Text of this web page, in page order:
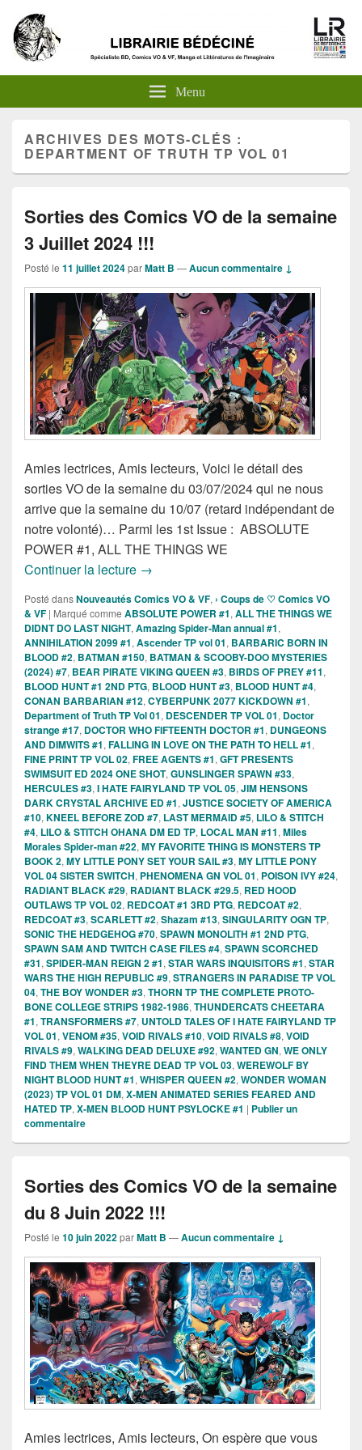
Menu
ARCHIVES DES MOTS-CLÉS :
DEPARTMENT OF TRUTH TP VOL 01
Sorties des Comics VO de la semaine
3 Juillet 2024 !!!
Posté le 11 juillet 2024parMatt B —Aucun commentaire ↓
Amies lectrices, Amis lecteurs, Voici le détail des
sorties VO de la semaine du 03/07/2024 qui ne nous
arrive que la semaine du 10/07 (retard indépendant de
notre volonté)… Parmi les 1st Issue : ABSOLUTE
POWER #1, ALL THE THINGS WE
Continuer la lecture Sorties des Comics VO de la semaine
→
Posté dansNouveautés Comics VO & VF, › Coups de ♡ Comics VO
& VF | Marqué comme ABSOLUTE POWER #1, ALL THE THINGS WE
DIDNT DO LAST NIGHT, Amazing Spider-Man annual #1,
ANNIHILATION 2099 #1, Ascender TP vol 01, BARBARIC BORN IN
BLOOD #2, BATMAN #150, BATMAN & SCOOBY-DOO MYSTERIES
(2024) #7, BEAR PIRATE VIKING QUEEN #3, BIRDS OF PREY #11,
BLOOD HUNT #1 2ND PTG, BLOOD HUNT #3, BLOOD HUNT #4,
CONAN BARBARIAN #12, CYBERPUNK 2077 KICKDOWN #1,
Department of Truth TP Vol 01, DESCENDER TP VOL 01, Doctor
strange #17, DOCTOR WHO FIFTEENTH DOCTOR #1, DUNGEONS
AND DIMWITS #1, FALLING IN LOVE ON THE PATH TO HELL #1,
FINE PRINT TP VOL 02, FREE AGENTS #1, GFT PRESENTS
SWIMSUIT ED 2024 ONE SHOT, GUNSLINGER SPAWN #33,
HERCULES #3, I HATE FAIRYLAND TP VOL 05, JIM HENSONS
DARK CRYSTAL ARCHIVE ED #1, JUSTICE SOCIETY OF AMERICA
#10, KNEEL BEFORE ZOD #7, LAST MERMAID #5, LILO & STITCH
#4, LILO & STITCH OHANA DM ED TP, LOCAL MAN #11, Miles
Morales Spider-man #22, MY FAVORITE THING IS MONSTERS TP
BOOK 2, MY LITTLE PONY SET YOUR SAIL #3, MY LITTLE PONY
VOL 04 SISTER SWITCH, PHENOMENA GN VOL 01, POISON IVY #24,
RADIANT BLACK #29, RADIANT BLACK #29.5, RED HOOD
OUTLAWS TP VOL 02, REDCOAT #1 3RD PTG, REDCOAT #2,
REDCOAT #3, SCARLETT #2, Shazam #13, SINGULARITY OGN TP,
SONIC THE HEDGEHOG #70, SPAWN MONOLITH #1 2ND PTG,
SPAWN SAM AND TWITCH CASE FILES #4, SPAWN SCORCHED
#31, SPIDER-MAN REIGN 2 #1, STAR WARS INQUISITORS #1, STAR
WARS THE HIGH REPUBLIC #9, STRANGERS IN PARADISE TP VOL
04, THE BOY WONDER #3, THORN TP THE COMPLETE PROTO-
BONE COLLEGE STRIPS 1982-1986, THUNDERCATS CHEETARA
#1, TRANSFORMERS #7, UNTOLD TALES OF I HATE FAIRYLAND TP
VOL 01, VENOM #35, VOID RIVALS #10, VOID RIVALS #8, VOID
RIVALS #9, WALKING DEAD DELUXE #92, WANTED GN, WE ONLY
FIND THEM WHEN THEYRE DEAD TP VOL 03, WEREWOLF BY
NIGHT BLOOD HUNT #1, WHISPER QUEEN #2, WONDER WOMAN
(2023) TP VOL 01 DM, X-MEN ANIMATED SERIES FEARED AND
HATED TP, X-MEN BLOOD HUNT PSYLOCKE #1 | Publier un
commentaire
Sorties des Comics VO de la semaine
du 8 Juin 2022 !!!
Posté le 10 juin 2022parMatt B —Aucun commentaire ↓
Amies lectrices, Amis lecteurs, On espère que vous